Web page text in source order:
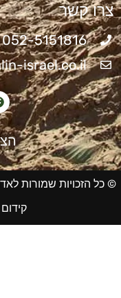
צרו קשר
052-5151816
israel.co.il
© כל הזכויות שמורות